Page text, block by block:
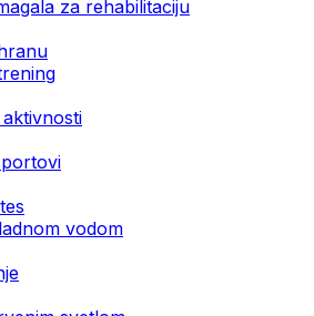
za rehabilitaciju
vodom